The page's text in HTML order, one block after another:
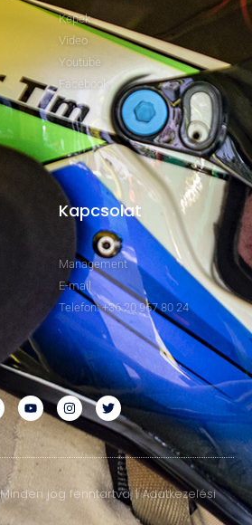
Képek
Video
Youtube
Facebook
Kapcsolat
Management
E-mail
Telefon: +36 20 967 80 24
jog fenntartva. | Adatkezelési